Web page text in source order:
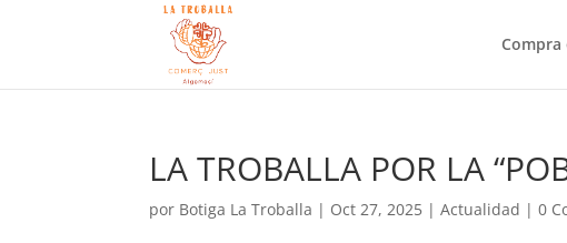
LA TROBALLA POR LA
por Botiga La Troballa | Oct 27, 2025 |Actualidad |0